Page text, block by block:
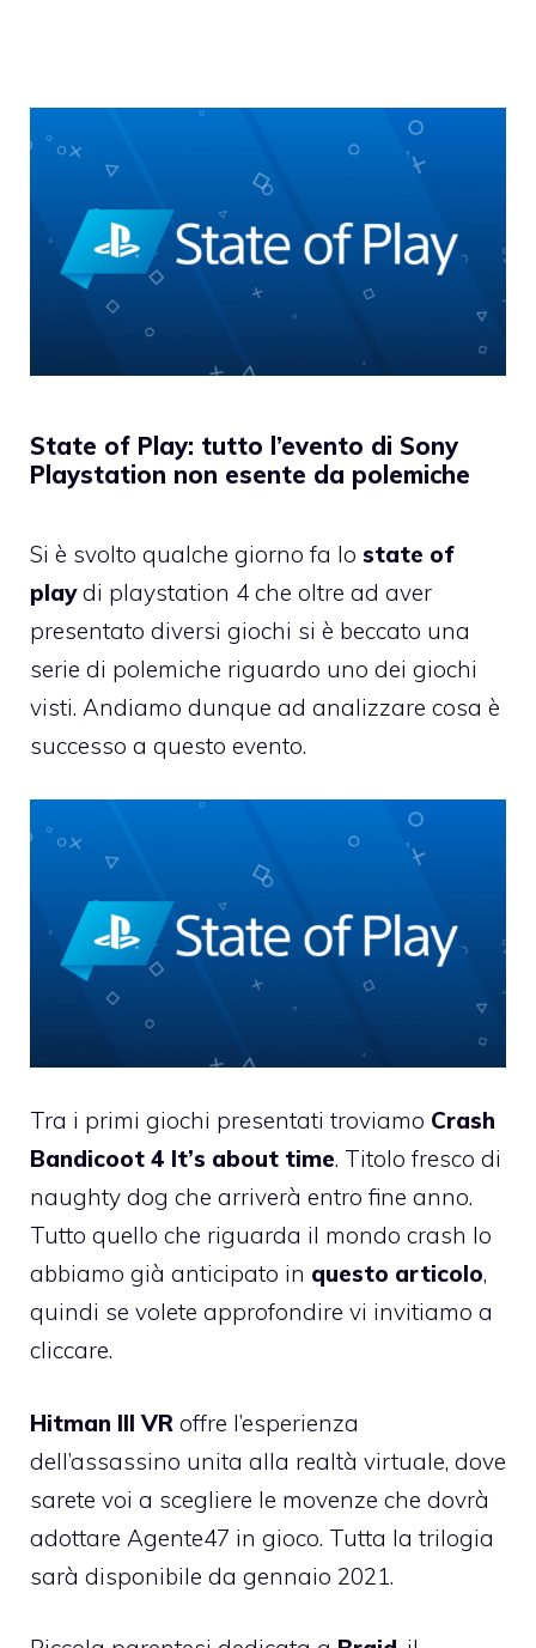
State of Play: tutto l’evento di Sony
Playstation non esente da polemiche
Si è svolto qualche giorno fa lo state of
playdi playstation 4 che oltre ad aver
presentato diversi giochi si è beccato una
serie di polemiche riguardo uno dei giochi
visti. Andiamo dunque ad analizzare cosa è
successo a questo evento.
Tra i primi giochi presentati troviamo Crash
Bandicoot 4 It’s about time. Titolo fresco di
naughty dog che arriverà entro fine anno.
Tutto quello che riguarda il mondo crash lo
abbiamo già anticipato in questo articolo,
quindi se volete approfondire vi invitiamo a
cliccare.
Hitman III VR offre l’esperienza
dell’assassino unita alla realtà virtuale, dove
sarete voi a scegliere le movenze che dovrà
adottare Agente47 in gioco. Tutta la trilogia
sarà disponibile da gennaio 2021.